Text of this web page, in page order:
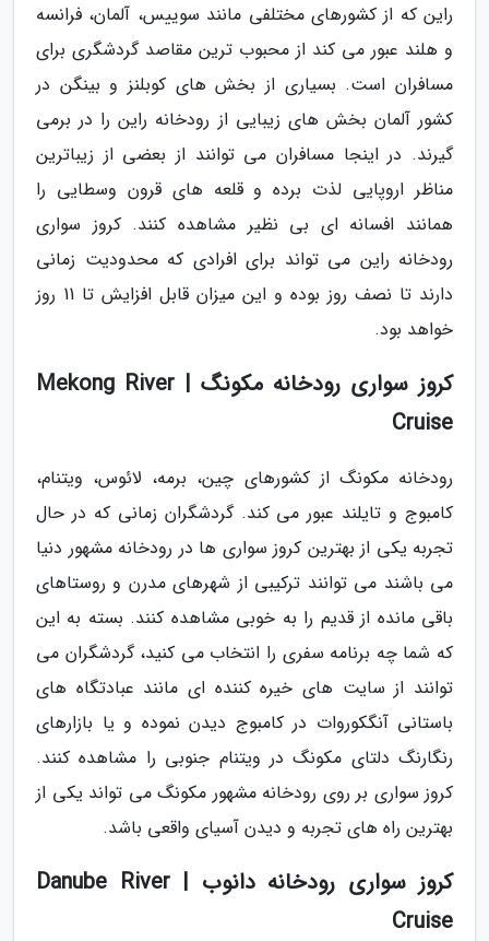
راین که از کشورهای مختلفی مانند سوییس، آلمان، فرانسه
و هلند عبور می کند از محبوب ترین مقاصد گردشگری برای
مسافران است. بسیاری از بخش های کوبلنز و بینگن در
کشور آلمان بخش های زیبایی از رودخانه راین را در برمی
گیرند. در اینجا مسافران می توانند از بعضی از زیباترین
مناظر اروپایی لذت برده و قلعه های قرون وسطایی را
همانند افسانه ای بی نظیر مشاهده کنند. کروز سواری
رودخانه راین می تواند برای افرادی که محدودیت زمانی
دارند تا نصف روز بوده و این میزان قابل افزایش تا 11 روز
خواهد بود.
کروز سواری رودخانه مکونگ | Mekong River
Cruise
رودخانه مکونگ از کشورهای چین، برمه، لائوس، ویتنام،
کامبوج و تایلند عبور می کند. گردشگران زمانی که در حال
تجربه یکی از بهترین کروز سواری ها در رودخانه مشهور دنیا
می باشند می توانند ترکیبی از شهرهای مدرن و روستاهای
باقی مانده از قدیم را به خوبی مشاهده کنند. بسته به این
که شما چه برنامه سفری را انتخاب می کنید، گردشگران می
توانند از سایت های خیره کننده ای مانند عبادتگاه های
باستانی آنگکوروات در کامبوج دیدن نموده و یا بازارهای
رنگارنگ دلتای مکونگ در ویتنام جنوبی را مشاهده کنند.
کروز سواری بر روی رودخانه مشهور مکونگ می تواند یکی از
بهترین راه های تجربه و دیدن آسیای واقعی باشد.
کروز سواری رودخانه دانوب | Danube River
Cruise